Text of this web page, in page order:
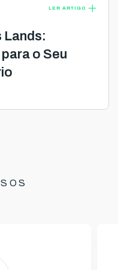
LER ARTIGO add
Lands:
o Seu